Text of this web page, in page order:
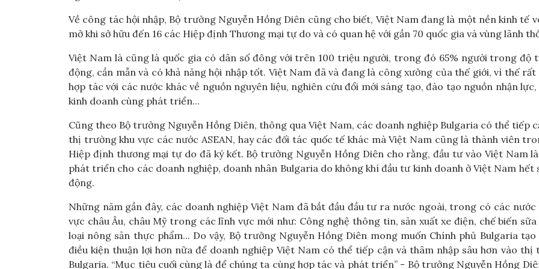
Về công tác hội nhập, Bộ trưởng Nguyễn Hồng Diên cũng cho biết, Việt Nam đang là một nền kinh tế
mở khi sở hữu đến 16 các Hiệp định Thương mại tự do và có quan hệ với gần 70 quốc gia và vùng lãnh
Việt Nam là cũng là quốc gia có dân số đông với trên 100 triệu người, trong đó 65% người trong độ
động, cần mẫn và có khả năng hội nhập tốt. Việt Nam đã và đang là công xưởng của thế giới, vì thế rất
hợp tác với các nước khác về nguồn nguyên liệu, nghiên cứu đổi mới sáng tạo, đào tạo nguồn nhận
kinh doanh cùng phát triển...
Cũng theo Bộ trưởng Nguyễn Hồng Diên, thông qua Việt Nam, các doanh nghiệp Bulgaria có thể tiếp
thị trường khu vực các nước ASEAN, hay các đối tác quốc tế khác mà Việt Nam cũng là thành viên
Hiệp định thương mại tự do đã ký kết. Bộ trưởng Nguyễn Hồng Diên cho rằng, đầu tư vào Việt Nam
phát triển cho các doanh nghiệp, doanh nhân Bulgaria do không khí đầu tư kinh doanh ở Việt Nam hết
động.
Những năm gần đây, các doanh nghiệp Việt Nam đã bắt đầu đầu tư ra nước ngoài, trong có các nước
vực châu Âu, châu Mỹ trong các lĩnh vực mới như: Công nghệ thông tin, sản xuất xe điện, chế biến sữa
loại nông sản thực phẩm... Do vậy, Bộ trưởng Nguyễn Hồng Diên mong muốn Chính phủ Bulgaria
điều kiện thuận lợi hơn nữa để doanh nghiệp Việt Nam có thể tiếp cận và thâm nhập sâu hơn vào thị
Bulgaria. “Mục tiêu cuối cùng là để chúng ta cùng hợp tác và phát triển” - Bộ trưởng Nguyễn Hồng